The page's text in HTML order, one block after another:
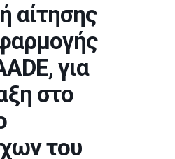
αίτησης
για
στο
του